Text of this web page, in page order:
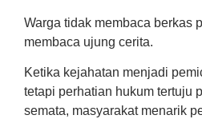
Warga tidak membaca berkas
membaca ujung cerita.
Ketika kejahatan menjadi
tetapi perhatian hukum tertuju
semata, masyarakat menarik